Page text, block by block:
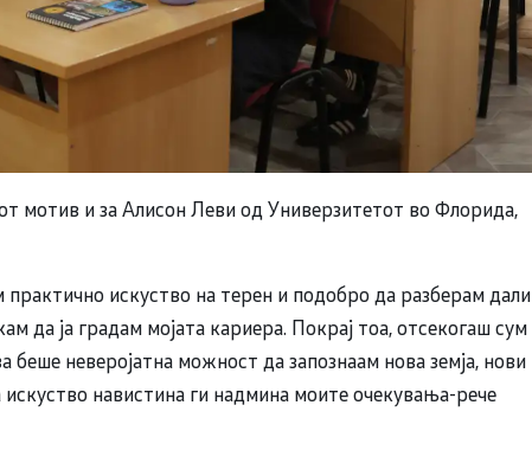
мотив и за Алисон Леви од Универзитетот во Флорида,
практично искуство на терен и подобро да разберам дали
да ја градам мојата кариера. Покрај тоа, отсекогаш сум
беше неверојатна можност да запознаам нова земја, нови
искуство навистина ги надмина моите очекувања-рече